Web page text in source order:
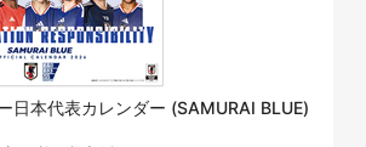
日本代表カレンダー (SAMURAI BLUE)